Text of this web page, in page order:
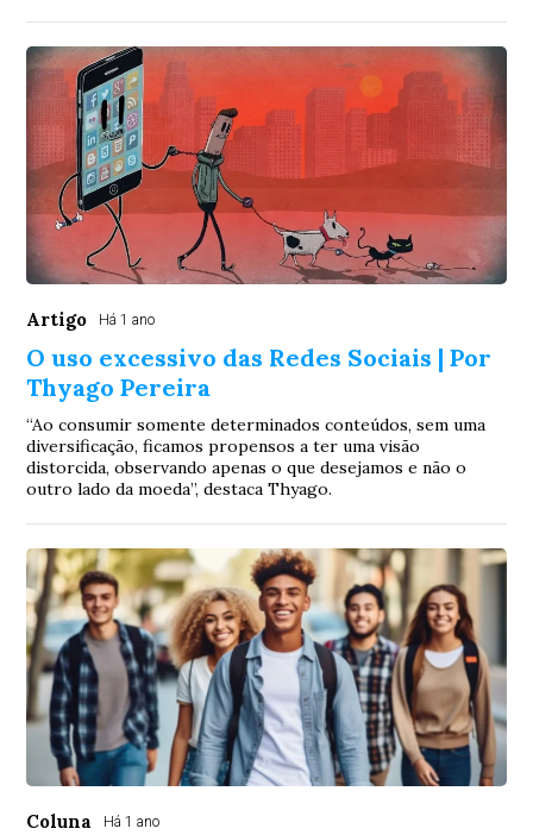
Artigo Há 1 ano
O uso excessivo das Redes Sociais | Por
Thyago Pereira
“Ao consumir somente determinados conteúdos, sem uma
diversificação, ficamos propensos a ter uma visão
distorcida, observando apenas o que desejamos e não o
outro lado da moeda”, destaca Thyago.
Coluna Há 1 ano